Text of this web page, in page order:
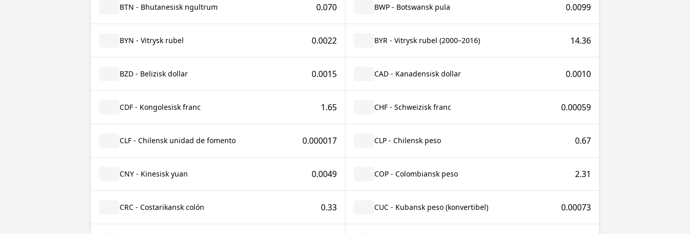
BTN - Bhutanesisk ngultrum 0.070 BWP - Botswansk pula 0.0099
BYN - Vitrysk rubel 0.0022 BYR - Vitrysk rubel (2000–2016) 14.36
BZD - Belizisk dollar 0.0015 CAD - Kanadensisk dollar 0.0010
CDF - Kongolesisk franc 1.65 CHF - Schweizisk franc 0.00059
CLF - Chilensk unidad de fomento 0.000017 CLP - Chilensk peso 0.67
CNY - Kinesisk yuan 0.0049 COP - Colombiansk peso 2.31
CRC - Costarikansk colón 0.33 CUC - Kubansk peso (konvertibel) 0.00073